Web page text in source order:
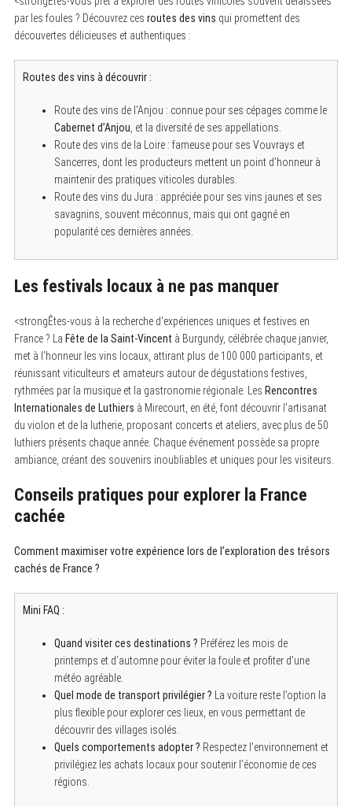
par les foules ? Découvrez ces routes des vins qui promettent des
découvertes délicieuses et authentiques :
Routes des vins à découvrir :
Route des vins de l’Anjou : connue pour ses cépages comme le
Cabernet d’Anjou , et la diversité de ses appellations.
Route des vins de la Loire : fameuse pour ses Vouvrays et
Sancerres, dont les producteurs mettent un point d’honneur à
maintenir des pratiques viticoles durables.
Route des vins du Jura : appréciée pour ses vins jaunes et ses
savagnins, souvent méconnus, mais qui ont gagné en
popularité ces dernières années.
Les festivals locaux à ne pas manquer
<strongÊtes-vous à la recherche d'expériences uniques et festives en
France ? La Fête de la Saint-Vincent à Burgundy, célébrée chaque janvier,
met à l’honneur les vins locaux, attirant plus de 100 000 participants, et
réunissant viticulteurs et amateurs autour de dégustations festives,
rythmées par la musique et la gastronomie régionale. Les Rencontres
Internationales de Luthiers à Mirecourt, en été, font découvrir l’artisanat
du violon et de la lutherie, proposant concerts et ateliers, avec plus de 50
luthiers présents chaque année. Chaque événement possède sa propre
ambiance, créant des souvenirs inoubliables et uniques pour les visiteurs.
Conseils pratiques pour explorer la France
cachée
Comment maximiser votre expérience lors de l’exploration des trésors
cachés de France ?
Mini FAQ :
Quand visiter ces destinations ? Préférez les mois de
printemps et d’automne pour éviter la foule et profiter d’une
météo agréable.
Quel mode de transport privilégier ? La voiture reste l’option la
plus flexible pour explorer ces lieux, en vous permettant de
découvrir des villages isolés.
Quels comportements adopter ? Respectez l’environnement et
privilégiez les achats locaux pour soutenir l’économie de ces
régions.